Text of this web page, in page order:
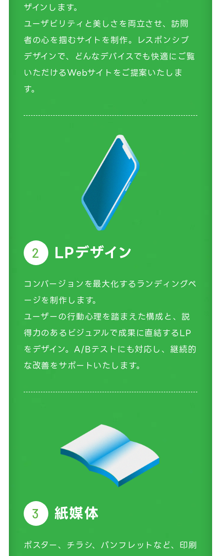
ザインします。
ユーザビリティと美しさを両立させ、訪問
者の心を掴むサイトを制作。レスポンシブ
デザインで、どんなデバイスでも快適にご覧
いただけるWebサイトをご提案いたしま
す。
2 LPデザイン
コンバージョンを最大化するランディングペ
ージを制作します。
ユーザーの行動心理を踏まえた構成と、説
得力のあるビジュアルで成果に直結するLP
をデザイン。A/Bテストにも対応し、継続的
な改善をサポートいたします。
3 紙媒体
ポスター、チラシ、パンフレットなど、印刷